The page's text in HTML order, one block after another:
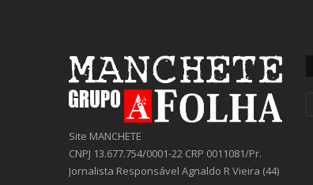
Site MANCHETE
CNPJ 13.677.754/0001-22 CRP 0011081/Pr.
Jornalista Responsável Agnaldo R Vieira (44)